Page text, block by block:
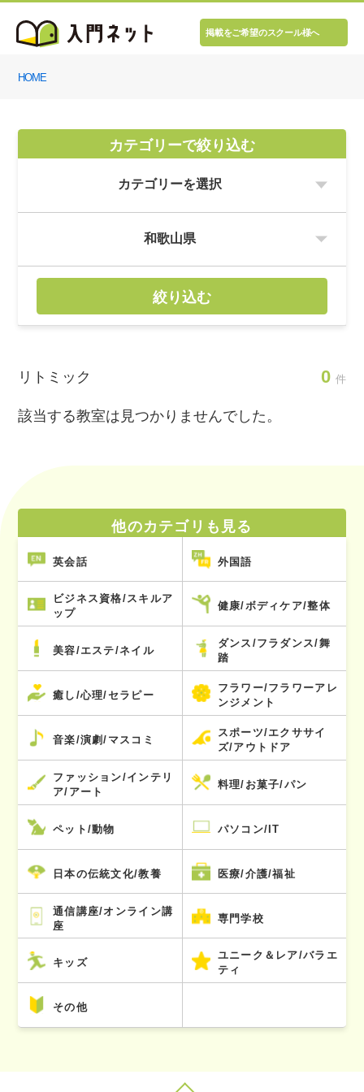
掲載をご希望のスクール様へ
HOME
カテゴリーで絞り込む
絞り込む
リトミック 0 件
該当する教室は見つかりませんでした。
他のカテゴリも見る
英会話 外国語
ビジネス資格/スキルア
ップ
健康/ボディケア/整体
美容/エステ/ネイル
ダンス/フラダンス/舞
踏
癒し/心理/セラピー
フラワー/フラワーアレ
ンジメント
音楽/演劇/マスコミ
スポーツ/エクササイ
ズ/アウトドア
ファッション/インテリ
ア/アート
料理/お菓子/パン
ペット/動物 パソコン/IT
日本の伝統文化/教養 医療/介護/福祉
通信講座/オンライン講
座
専門学校
キッズ
ユニーク＆レア/バラエ
ティ
その他